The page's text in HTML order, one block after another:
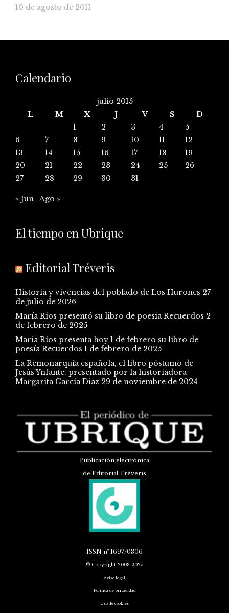
10 de agosto de 2011
Calendario
julio 2015
L
M X J V S
D
1
2 3 4
5
6
7 8 9 10 11
12
13
14 15 16 17 18
19
20
21 22 23 24 25
26
27
28 29 30 31
« Jun Ago »
El tiempo en Ubrique
Editorial Tréveris
Historia y vivencias del poblado de Los Hurones 27
de julio de 2026
María Ríos presentó su libro de poesía Recuerdos 2
de febrero de 2025
María Ríos presenta hoy 1 de febrero su libro de
poesía Recuerdos 1 de febrero de 2025
La Remonarquía española, el libro póstumo de
Jesús Ynfante, presentado por la historiadora
Margarita García Díaz 29 de noviembre de 2024
Publicación electrónica
de Editorial Tréveris
ISSN nº 1697/0306
© Copyright 2003-2025
Aviso legal
Política de privacidad
Uso de cookies